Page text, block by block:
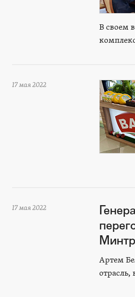
В своем
17 мая 2022
17 мая 2022
Артем
отрасль,